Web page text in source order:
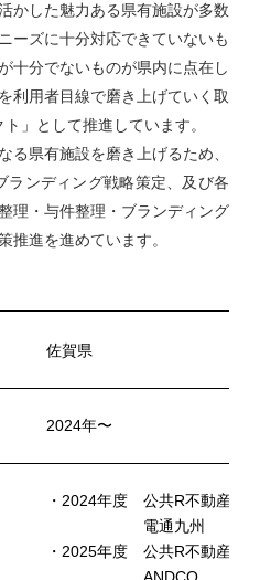
かした魅力ある県有施設が多数
ーズに十分対応できていないも
十分でないものが県内に点在し
利用者目線で磨き上げていく取
」として推進しています。
る県有施設を磨き上げるため、
ランディング戦略策定、及び各
理・与件整理・ブランディング
推進を進めています。
佐賀県
2024年〜
・2024年度 公共R不動産 飯
電通九州
・2025年度 公共R不動産 飯